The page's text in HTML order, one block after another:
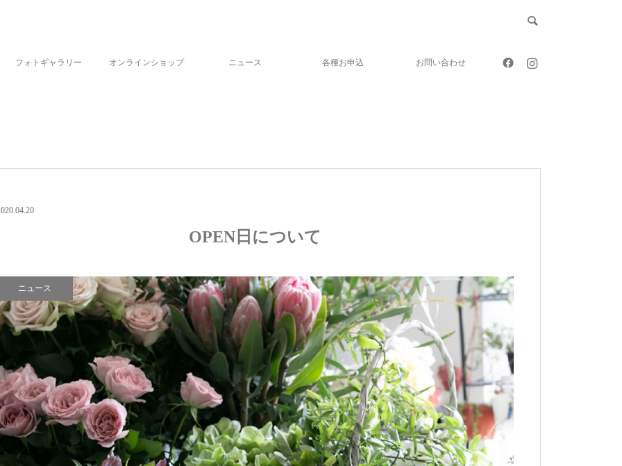
フォトギャラリー オンラインショップ ニュース 各種お申込 お問い合わせ
OPEN日について
ニュース